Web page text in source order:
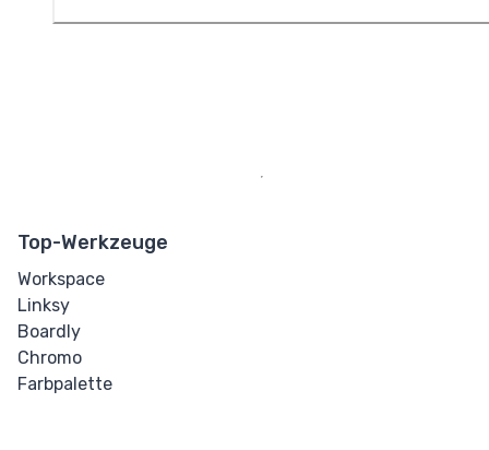
Top-Werkzeuge
Workspace
Linksy
Boardly
Chromo
Farbpalette